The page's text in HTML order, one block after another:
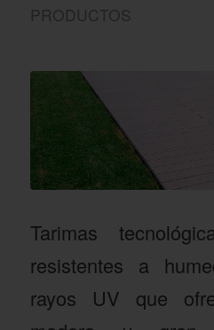
PRODUCTOS
Tarimas
resistentes a
rayos UV que